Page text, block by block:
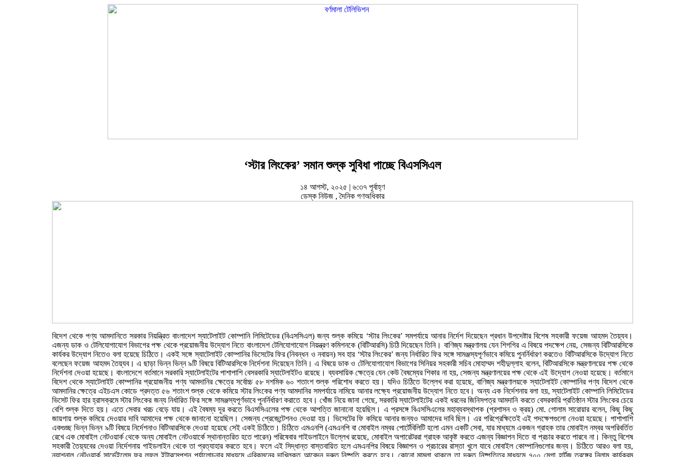
‘স্টার লিংকের’ সমান শুল্ক সুবিধা পাচ্ছে বিএসসিএল
১৪ আগস্ট, ২০২৫ | ৬:৩৭ পূর্বাহ্ণ
ডেস্ক নিউজ ,দৈনিক গণঅধিকার
বিদেশ থেকে পণ্য আমদানিতে সরকার নিয়ন্ত্রিত বাংলাদেশ স্যাটেলাইট কোম্পানি লিমিটেডের (বিএসসিএল) জন্য শুল্ক কমিয়ে ‘স্টার লিংকের’ সমপর্যায়ে আনার নির্দেশ দিয়েছেন প্রধান উপদেষ্টার বিশেষ সহকারী ফয়েজ আহমদ তৈয়্যব।
এজন্য ডাক ও টেলিযোগাযোগ বিভাগের পক্ষ থেকে প্রয়োজনীয় উদ্যোগ নিতে বাংলাদেশ টেলিযোগাযোগ নিয়ন্ত্রণ কমিশনকে (বিটিআরসি) চিঠি দিয়েছেন তিনি। বাণিজ্য মন্ত্রণালয় যেন শিগগির এ বিষয়ে পদক্ষেপ নেয়, সেজন্য বিটিআরসিকে
কার্যকর উদ্যোগ নিতেও বলা হয়েছে চিঠিতে। একই সঙ্গে স্যাটেলাইট কোম্পানির ভিসেটের ফির (নিবন্ধন ও নবায়ন) সব হার ‘স্টার লিংকের’ জন্য নির্ধারিত ফির সঙ্গে সামঞ্জস্যপূর্ণভাবে কমিয়ে পুনর্নির্ধারণ করতেও বিটিআরসিকে উদ্যোগ নিতে
বলেছেন ফয়েজ আহমদ তৈয়্যব। এ ছাড়া ভিন্ন ভিন্ন ৯টি বিষয়ে বিটিআরসিকে নির্দেশনা দিয়েছেন তিনি। এ বিষয়ে ডাক ও টেলিযোগাযোগ বিভাগের সিনিয়র সহকারী সচিব মোহাম্মদ শহীদুল্লাহ বলেন, বিটিআরসিকে মন্ত্রণালয়ের পক্ষ থেকে
নির্দেশনা দেওয়া হয়েছে। বাংলাদেশে বর্তমানে সরকারি স্যাটেলাইটের পাশাপাশি বেসরকারি স্যাটেলাইটও রয়েছে। ব্যবসায়িক ক্ষেত্রে যেন কেউ বৈষম্যের শিকার না হয়, সেজন্য মন্ত্রণালয়ের পক্ষ থেকে এই উদ্যোগ নেওয়া হয়েছে। বর্তমানে
বিদেশ থেকে স্যাটেলাইট কোম্পানির প্রয়োজনীয় পণ্য আমদানির ক্ষেত্রে সর্বোচ্চ ৫৮ দশমিক ৬০ শতাংশ শুল্ক পরিশোধ করতে হয়। যদিও চিঠিতে উল্লেখ করা হয়েছে, বাণিজ্য মন্ত্রণালয়কে স্যাটেলাইট কোম্পানির পণ্য বিদেশ থেকে
আমদানির ক্ষেত্রে এইচএস কোডে প্রদত্ত ৫৬ শতাংশ শুল্ক থেকে কমিয়ে স্টার লিংকের পণ্য আমদানির সমপর্যায়ে নামিয়ে আনার লক্ষ্যে প্রয়োজনীয় উদ্যোগ নিতে হবে। অন্য এক নির্দেশনায় বলা হয়, স্যাটেলাইট কোম্পানি লিমিটেডের
ভিসেট ফির হার হ্রাসক্রমে স্টার লিংকের জন্য নির্ধারিত ফির সঙ্গে সামঞ্জস্যপূর্ণভাবে পুনর্নির্ধারণ করাতে হবে। খোঁজ নিয়ে জানা গেছে, সরকারি স্যাটেলাইটের একই ধরনের জিনিসপত্র আমদানি করতে বেসরকারি প্রতিষ্ঠান স্টার লিংকের চেয়ে
বেশি শুল্ক দিতে হয়। এতে সেবার খরচ বেড়ে যায়। এই বৈষম্য দূর করতে বিএসসিএলের পক্ষ থেকে আপত্তি জানানো হয়েছিল। এ প্রসঙ্গে বিএসসিএলের মহাব্যবস্থাপক (প্রশাসন ও ক্রয়) মো. গোলাম সারোয়ার বলেন, কিছু কিছু
জায়গায় শুল্ক কমিয়ে দেওয়ার দাবি আমাদের পক্ষ থেকে জানানো হয়েছিল। সেজন্য প্রেজেন্টেশনও দেওয়া হয়। ভিসেটের ফি কমিয়ে আনার জন্যও আমাদের দাবি ছিল। এর পরিপ্রেক্ষিতেই এই পদক্ষেপগুলো নেওয়া হয়েছে। পাশাপাশি
একগুচ্ছ ভিন্ন ভিন্ন ৯টি বিষয়ে নির্দেশনাও বিটিআরসিকে দেওয়া হয়েছে সেই একই চিঠিতে। চিঠিতে এমএনপি (এমএনপি বা মোবাইল নম্বর পোর্টেবিলিটি হলো এমন একটি সেবা, যার মাধ্যমে একজন গ্রাহক তার মোবাইল নম্বর অপরিবর্তিত
রেখে এক মোবাইল নেটওয়ার্ক থেকে অন্য মোবাইল নেটওয়ার্কে স্থানান্তরিত হতে পারেন) পরিষেবার গাইডলাইনে উল্লেখ রয়েছে, মোবাইল অপারেটররা গ্রাহক আকৃষ্ট করতে এজন্য বিজ্ঞাপন দিতে বা প্রচার করতে পারবে না। কিন্তু বিশেষ
সহকারী তৈয়্যবের দেওয়া নির্দেশনায় গাইডলাইন থেকে তা প্রত্যাহার করতে হবে। ফলে এই সিদ্ধান্ত বাস্তবায়িত হলে এমএনপির বিষয়ে বিজ্ঞাপন ও প্রচারের রাস্তা খুলে যাবে মোবাইল কোম্পানিগুলোর জন্য। চিঠিতে আরও বলা হয়,
ন্যাশনাল নেটওয়ার্ক সার্ভেইলেন্স ফর লফুল ইন্টারসেপশন পর্যালোচনার মাধ্যমে এরিকসনের দাখিলকৃত আবেদন দ্রুত নিষ্পতি করতে হবে। কোনো মামলা থাকলে তা দ্রুত নিষ্পত্তির মাধ্যমে ৭০০ মেগা হার্টজ তরঙ্গের নিলাম কার্যক্রম